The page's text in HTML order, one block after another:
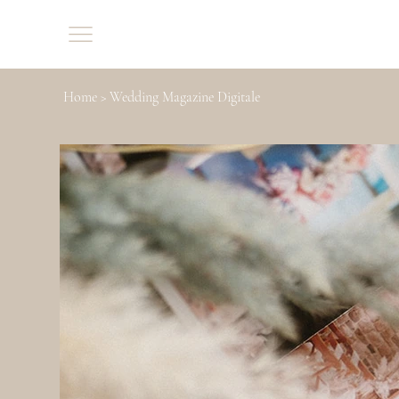
Home > Wedding Magazine Digitale